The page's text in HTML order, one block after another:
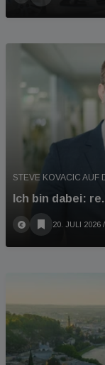
STEVE KOVACIC AUF
Ich bin dabei:
20. JULI 2026